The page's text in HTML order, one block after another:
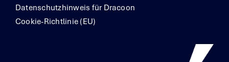
Datenschutzhinweis für Dracoon
Cookie-Richtlinie (EU)